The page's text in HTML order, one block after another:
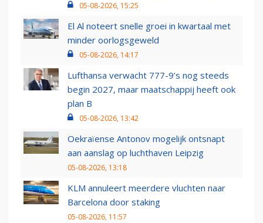
05-08-2026, 15:25
El Al noteert snelle groei in kwartaal met
minder oorlogsgeweld
05-08-2026, 14:17
Lufthansa verwacht 777-9’s nog steeds
begin 2027, maar maatschappij heeft ook
plan B
05-08-2026, 13:42
Oekraïense Antonov mogelijk ontsnapt
aan aanslag op luchthaven Leipzig
05-08-2026, 13:18
KLM annuleert meerdere vluchten naar
Barcelona door staking
05-08-2026, 11:57